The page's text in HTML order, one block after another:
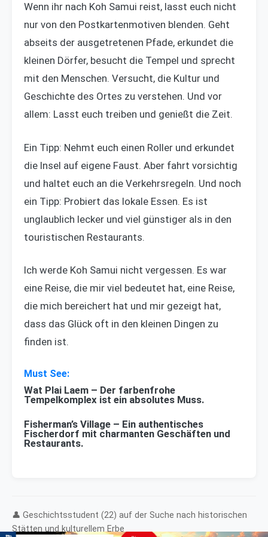
Wenn ihr nach Koh Samui reist, lasst euch nicht
nur von den Postkartenmotiven blenden. Geht
abseits der ausgetretenen Pfade, erkundet die
kleinen Dörfer, besucht die Tempel und sprecht
mit den Menschen. Versucht, die Kultur und
Geschichte des Ortes zu verstehen. Und vor
allem: Lasst euch treiben und genießt die Zeit.
Ein Tipp: Nehmt euch einen Roller und erkundet
die Insel auf eigene Faust. Aber fahrt vorsichtig
und haltet euch an die Verkehrsregeln. Und noch
ein Tipp: Probiert das lokale Essen. Es ist
unglaublich lecker und viel günstiger als in den
touristischen Restaurants.
Ich werde Koh Samui nicht vergessen. Es war
eine Reise, die mir viel bedeutet hat, eine Reise,
die mich bereichert hat und mir gezeigt hat,
dass das Glück oft in den kleinen Dingen zu
finden ist.
Wat Plai Laem – Der farbenfrohe
Tempelkomplex ist ein absolutes Muss.
Fisherman’s Village – Ein authentisches
Fischerdorf mit charmanten Geschäften und
Restaurants.
👤 Geschichtsstudent (22) auf der Suche nach historischen
Stätten und kulturellem Erbe